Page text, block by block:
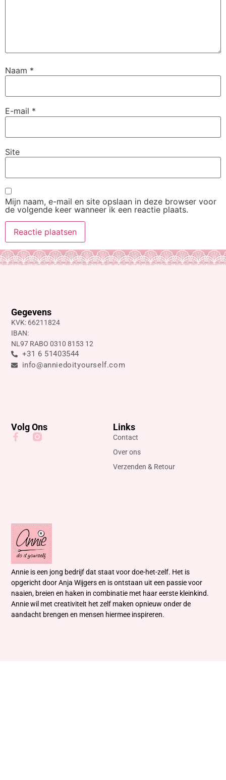
Naam *
E-mail *
Site
Mijn naam, e-mail en site opslaan in deze browser voor
de volgende keer wanneer ik een reactie plaats.
Annie is een jong bedrijf dat staat voor doe-het-zelf. Het is
opgericht door Anja Wijgers en is ontstaan uit een passie voor
naaien, breien en haken in combinatie met haar eerste kleinkind.
Annie wil met creativiteit het zelf maken opnieuw onder de
aandacht brengen en mensen hiermee inspireren.
Links
Contact
Over ons
Verzenden & Retour
Gegevens
KVK: 66211824
IBAN:
NL97 RABO 0310 8153 12
+31 6 51403544
info@anniedoityourself.com
Volg Ons